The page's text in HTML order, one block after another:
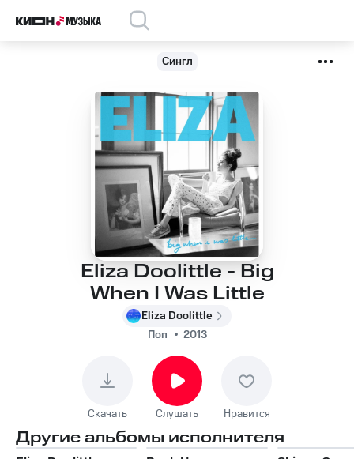
Сингл
Eliza Doolittle - Big
When I Was Little
Eliza Doolittle
Поп
2013
Скачать Слушать Нравится
Другие альбомы исполнителя